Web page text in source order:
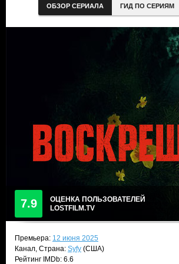
ОБЗОР СЕРИАЛА ГИД ПО СЕРИЯМ
7.9
ОЦЕНКА ПОЛЬЗОВАТЕЛЕЙ
LOSTFILM.TV
Премьера: 12 июня 2025
Канал, Страна: Syfy (США)
Рейтинг IMDb: 6.6